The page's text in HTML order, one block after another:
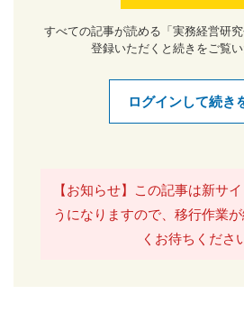
すべての記事が読める「実務経営研
登録いただくと続きをご覧い
ログインして続き
【お知らせ】この記事は新サ
うになりますので、移行作業
くお待ちくださ